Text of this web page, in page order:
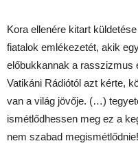
Kora ellenére kitart
fiatalok emlékezetét, akik
előbukkannak a rasszizmus
Vatikáni Rádiótól azt kérte,
van a világ jövője. (…)
ismétlődhessen meg ez a
nem szabad